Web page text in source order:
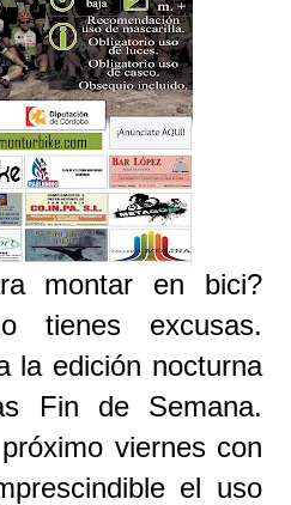
montar en bici?
tienes excusas.
la edición nocturna
Fin de Semana.
viernes con
el uso